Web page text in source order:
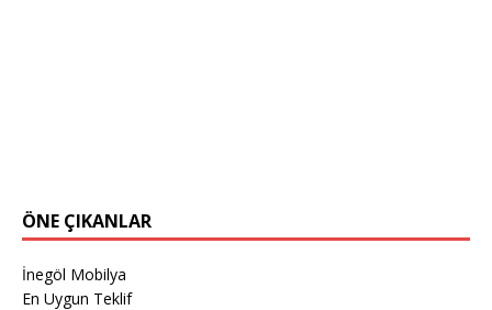
ÖNE ÇIKANLAR
İnegöl Mobilya
En Uygun Teklif